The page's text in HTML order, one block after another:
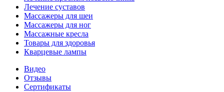
Лечение суставов
Массажеры для шеи
Массажеры для ног
Массажные кресла
Товары для здоровья
Кварцевые лампы
Видео
Отзывы
Сертификаты